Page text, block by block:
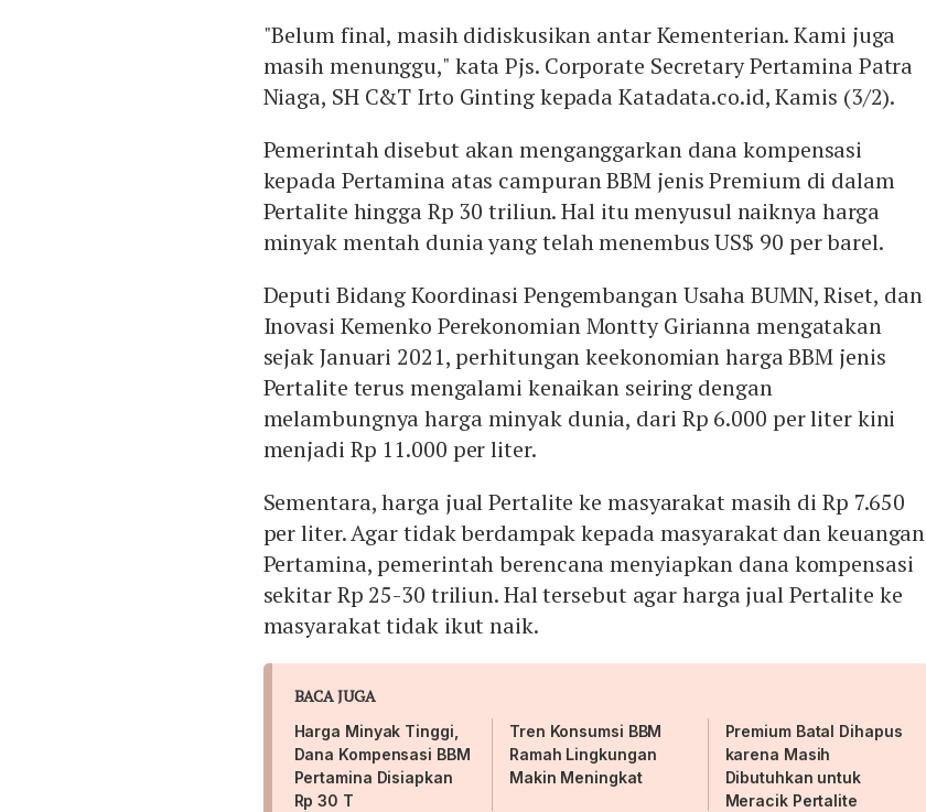
"Belum final, masih didiskusikan antar Kementerian. Kami juga
masih menunggu," kata Pjs. Corporate Secretary Pertamina Patra
Niaga, SH C&T Irto Ginting kepada Katadata.co.id, Kamis (3/2).
Pemerintah disebut akan menganggarkan dana kompensasi
kepada Pertamina atas campuran BBM jenis Premium di dalam
Pertalite hingga Rp 30 triliun. Hal itu menyusul naiknya harga
minyak mentah dunia yang telah menembus US$ 90 per barel.
Deputi Bidang Koordinasi Pengembangan Usaha BUMN, Riset, dan
Inovasi Kemenko Perekonomian Montty Girianna mengatakan
sejak Januari 2021, perhitungan keekonomian harga BBM jenis
Pertalite terus mengalami kenaikan seiring dengan
melambungnya harga minyak dunia, dari Rp 6.000 per liter kini
menjadi Rp 11.000 per liter.
Sementara, harga jual Pertalite ke masyarakat masih di Rp 7.650
per liter. Agar tidak berdampak kepada masyarakat dan keuangan
Pertamina, pemerintah berencana menyiapkan dana kompensasi
sekitar Rp 25-30 triliun. Hal tersebut agar harga jual Pertalite ke
masyarakat tidak ikut naik.
BACA JUGA
Harga Minyak Tinggi,
Dana Kompensasi BBM
Pertamina Disiapkan
Rp 30 T
Tren Konsumsi BBM
Ramah Lingkungan
Makin Meningkat
Premium Batal Dihapus
karena Masih
Dibutuhkan untuk
Meracik Pertalite